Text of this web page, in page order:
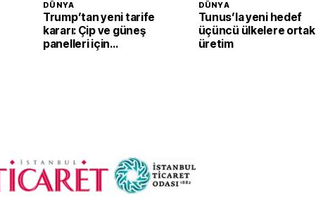
DÜNYA
Trump’tan yeni tarife
kararı: Çip ve güneş
panelleri için
DÜNYA
Tunus’la yeni hedef
üçüncü ülkelere ortak
üretim